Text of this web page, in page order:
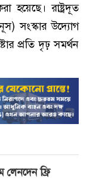
হয়েছে। রাষ্ট্রদূত
সংস্কার উদ্যোগ
প্রতি দৃঢ় সমর্থন
ফ্রি